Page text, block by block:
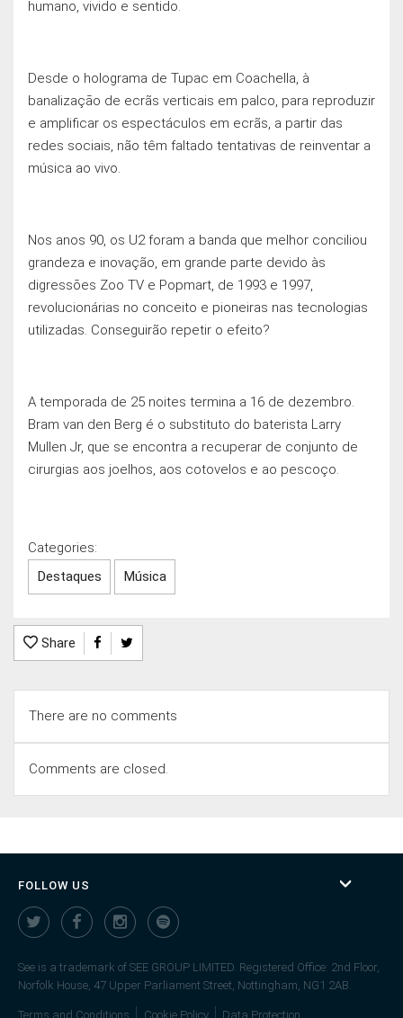
humano, vivido e sentido.
Desde o holograma de Tupac em Coachella, à
banalizaçāo de ecrãs verticais em palco, para reproduzir
e amplificar os espectáculos em ecrãs, a partir das
redes sociais, não têm faltado tentativas de reinventar a
música ao vivo.
Nos anos 90, os U2 foram a banda que melhor conciliou
grandeza e inovação, em grande parte devido às
digressōes Zoo TV e Popmart, de 1993 e 1997,
revolucionárias no conceito e pioneiras nas tecnologias
utilizadas. Conseguirão repetir o efeito?
A temporada de 25 noites termina a 16 de dezembro.
Bram van den Berg é o substituto do baterista Larry
Mullen Jr, que se encontra a recuperar de conjunto de
cirurgias aos joelhos, aos cotovelos e ao pescoço.
Categories:
Destaques
Música
Share
There are no comments
Comments are closed.
FOLLOW US
See is a trademark of SEE GROUP LIMITED. Registered Office: 2nd Floor,
Norfolk House, 47 Upper Parliament Street, Nottingham, NG1 2AB.
Terms and Conditions Cookie Policy Data Protection